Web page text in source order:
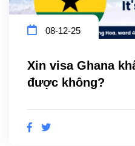
08-12-25
Xin visa Ghana
được không?